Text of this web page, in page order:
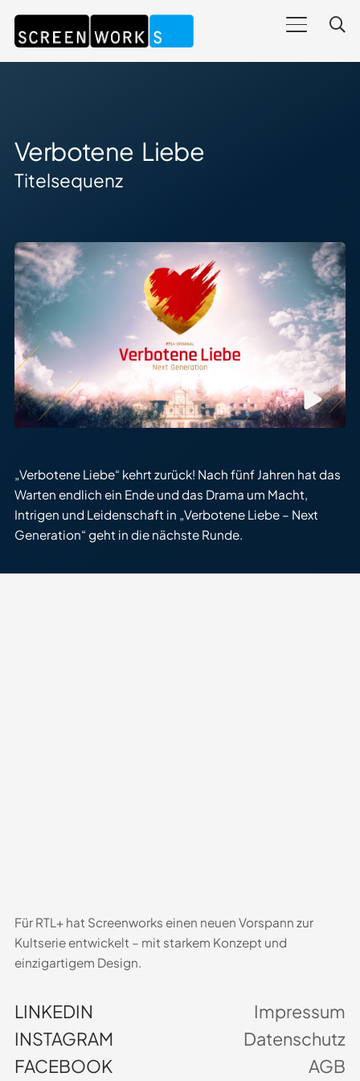
Verbotene Liebe
Titelsequenz
„Verbotene Liebe“ kehrt zurück! Nach fünf Jahren hat das
Warten endlich ein Ende und das Drama um Macht,
Intrigen und Leidenschaft in „Verbotene Liebe – Next
Generation“ geht in die nächste Runde.
Für RTL+ hat Screenworks einen neuen Vorspann zur
Kultserie entwickelt – mit starkem Konzept und
einzigartigem Design.
LINKEDIN
INSTAGRAM
FACEBOOK
Impressum
Datenschutz
AGB